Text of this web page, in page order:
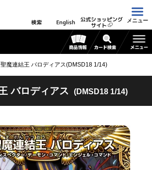
検索 English 公式ショッピング
サイト
メニュー
聖魔連結王 バロディアス(DMSD18 1/14)
バロディアス (DMSD18 1/14)